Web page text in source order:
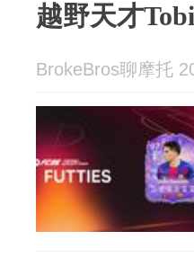
越野天才
BrokeBros聊摩托